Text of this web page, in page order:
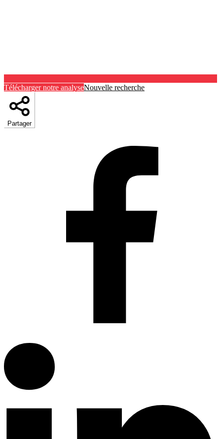
Télécharger notre analyseNouvelle recherche
Partager